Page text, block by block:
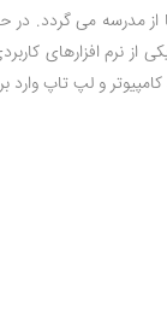
مدرسه می گردد. در
از نرم افزارهای